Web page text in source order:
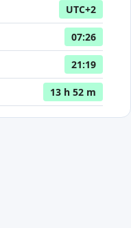
UTC+2
07:26
21:19
13 h 52 m